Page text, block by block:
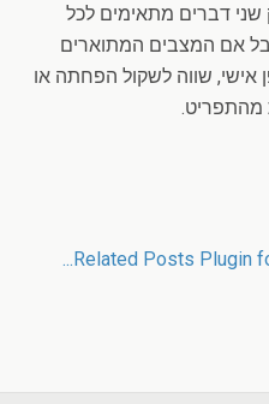
דברים מתאימים לכל
אם המצבים המתוארים
אישי, שווה לשקול הפחתה או
מהתפריט.